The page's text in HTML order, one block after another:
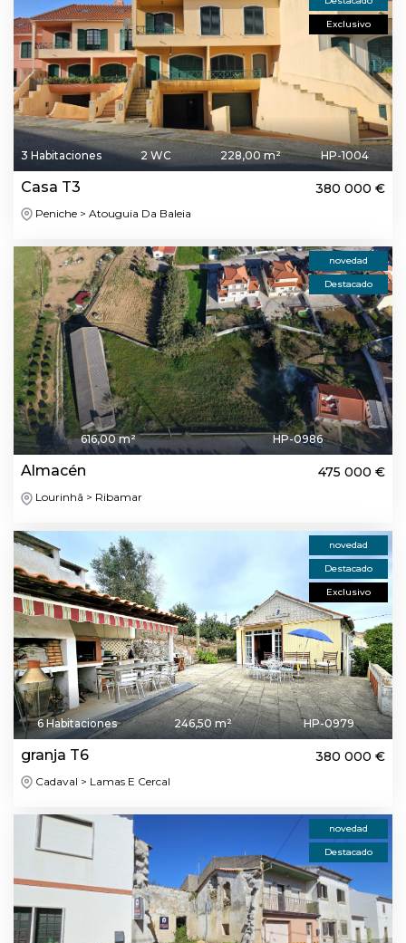
Exclusivo
3 Habitaciones 2 WC 228,00 m² HP-1004
Casa T3 380 000 €
Peniche > Atouguia Da Baleia
novedad
Destacado
616,00 m² HP-0986
Almacén 475 000 €
Lourinhã > Ribamar
novedad
Destacado
Exclusivo
6 Habitaciones 246,50 m² HP-0979
granja T6 380 000 €
Cadaval > Lamas E Cercal
novedad
Destacado